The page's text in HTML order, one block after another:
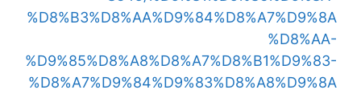
%D8%B3%D8%AA%D9%84%D8%A7%D9%8A
%D8%AA-
%D9%85%D8%A8%D8%A7%D8%B1%D9%83-
%D8%A7%D9%84%D9%83%D8%A8%D9%8A